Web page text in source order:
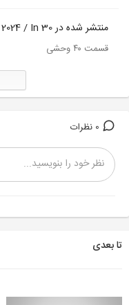
منتشر شده در 30 Sep 2024 / In
قسمت ۴۰ وحشی
تا بعدی